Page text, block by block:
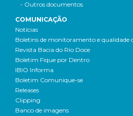
- Outros documentos
COMUNICAÇÃO
Notícias
Boletins de monitoramento e qualidade
Revista Bacia do Rio Doce
Boletim Fique por Dentro
IBIO Informa
Boletim Comunique-se
Releases
Clipping
Banco de imagens